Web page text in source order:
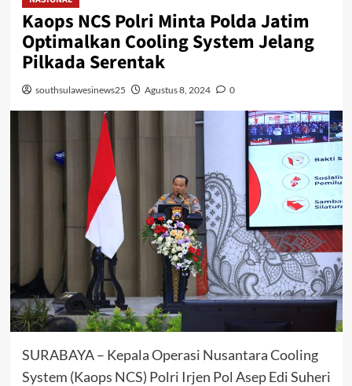
Kaops NCS Polri Minta Polda Jatim
Optimalkan Cooling System Jelang
Pilkada Serentak
southsulawesinews25 Agustus 8, 2024 0
SURABAYA – Kepala Operasi Nusantara Cooling
System (Kaops NCS) Polri Irjen Pol Asep Edi Suheri